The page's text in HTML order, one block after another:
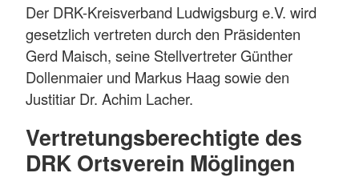
Der DRK-Kreisverband Ludwigsburg e.V. wird
gesetzlich vertreten durch den Präsidenten
Gerd Maisch, seine Stellvertreter Günther
Dollenmaier und Markus Haag sowie den
Justitiar Dr. Achim Lacher.
Vertretungsberechtigte des
DRK Ortsverein Möglingen